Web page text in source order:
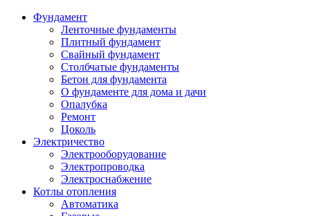
Фундамент
Ленточные фундаменты
Плитный фундамент
Свайный фундамент
Столбчатые фундаменты
Бетон для фундамента
О фундаменте для дома и дачи
Опалубка
Ремонт
Цоколь
Электричество
Электрооборудование
Электропроводка
Электроснабжение
Котлы отопления
Автоматика